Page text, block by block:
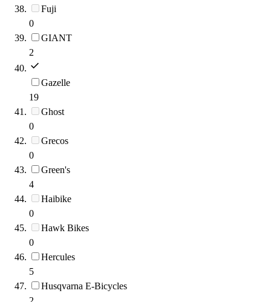
Fuji
0
GIANT
2
Gazelle
19
Ghost
0
Grecos
0
Green's
4
Haibike
0
Hawk Bikes
0
Hercules
5
Husqvarna E-Bicycles